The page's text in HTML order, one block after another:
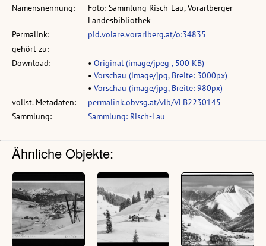
Namensnennung:
Foto: Sammlung Risch-Lau, Vorarlberger
Landesbibliothek
Permalink:
pid.volare.vorarlberg.at/o:34835
gehört zu:
Download:
• Original (image/jpeg , 500 KB)
• Vorschau (image/jpg, Breite: 3000px)
• Vorschau (image/jpg, Breite: 980px)
vollst. Metadaten:
permalink.obvsg.at/vlb/VLB2230145
Sammlung:
Sammlung: Risch-Lau
Ähnliche Objekte: